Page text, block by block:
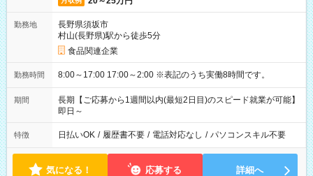
勤務地
長野県須坂市
村山(長野県)駅から徒歩5分
食品関連企業
勤務時間 8:00～17:00 17:00～2:00 ※表記のうち実働8時間です。
期間
長期【ご応募から1週間以内(最短2日目)のスピード就業が可能】
即日～
特徴 日払いOK / 履歴書不要 / 電話対応なし / パソコンスキル不要
気になる！ 応募する 詳細へ